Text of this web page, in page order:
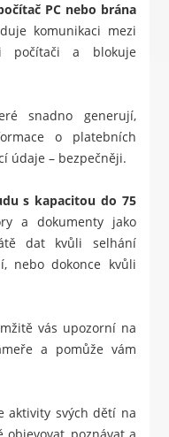
PC nebo brána
komunikaci mezi
počítači a blokuje
snadno generují,
o platebních
údaje – bezpečněji.
s kapacitou do 75
a dokumenty jako
dat kvůli selhání
nebo dokonce kvůli
vás upozorní na
a pomůže vám
aktivity svých dětí na